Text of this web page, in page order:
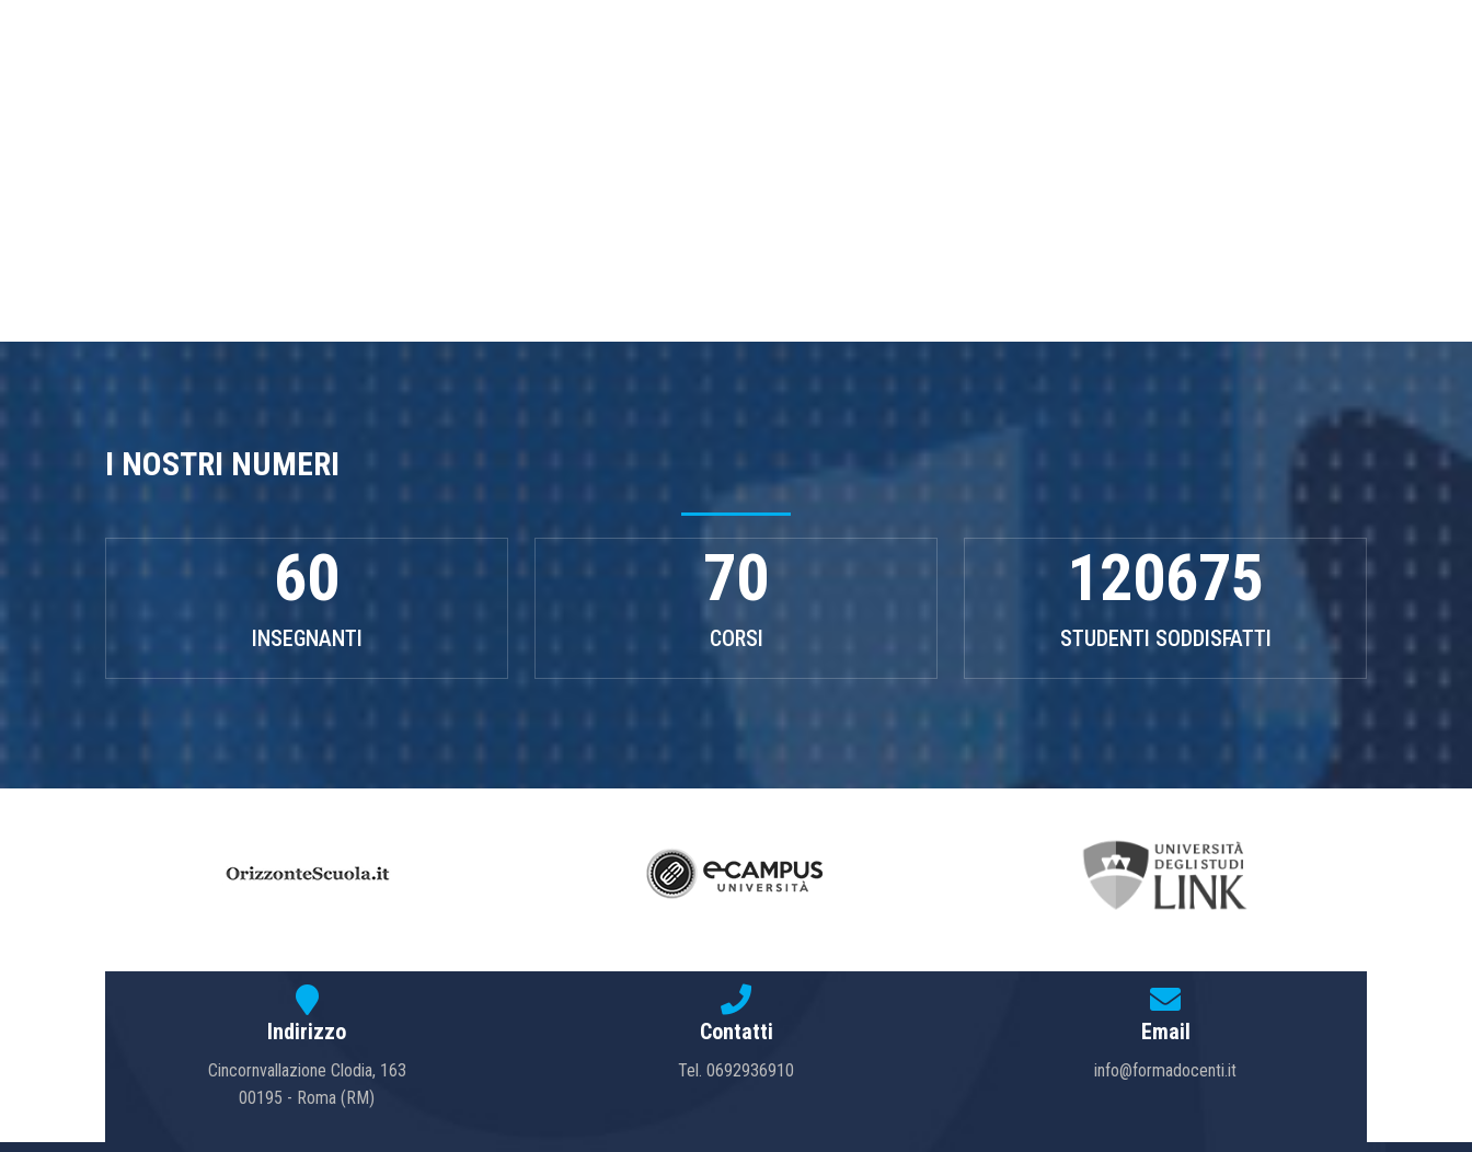
I NOSTRI NUMERI
60
INSEGNANTI
70
CORSI
120675
STUDENTI SODDISFATTI
Indirizzo
Cincornvallazione Clodia, 163
00195 - Roma (RM)
Contatti
Tel. 0692936910
Email
info@formadocenti.it